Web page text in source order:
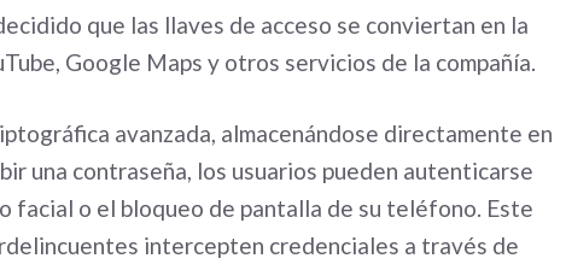
que las llaves de acceso se conviertan en la
Google Maps y otros servicios de la compañía.
avanzada, almacenándose directamente en
una contraseña, los usuarios pueden autenticarse
facial o el bloqueo de pantalla de su teléfono. Este
intercepten credenciales a través de